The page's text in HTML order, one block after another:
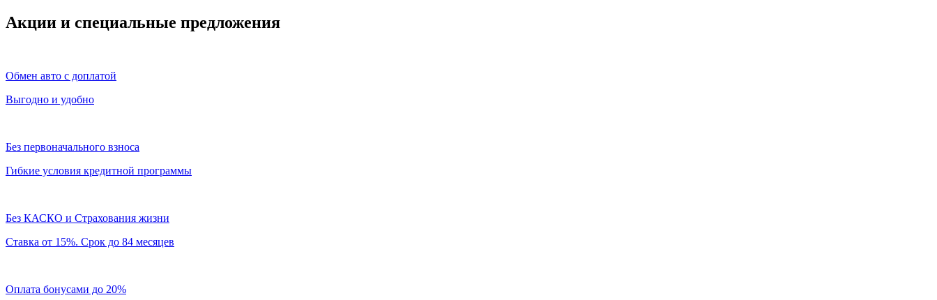
Акции и специальные предложения
Обмен авто с доплатой
Выгодно и удобно
Без первоначального взноса
Гибкие условия кредитной программы
Без КАСКО и Страхования жизни
Ставка от 15%. Срок до 84 месяцев
Оплата бонусами до 20%